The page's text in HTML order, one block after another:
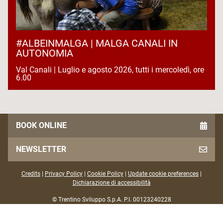
#ALBEINMALGA | MALGA CANALI IN
AUTONOMIA
Val Canali | Luglio e agosto 2026, tutti i mercoledì, ore
6.00
BOOK ONLINE
NEWSLETTER
Credits Privacy Policy Cookie Policy Update cookie preferences
Dichiarazione di accessibilità
© Trentino Sviluppo S.p.A. P.I. 00123240228